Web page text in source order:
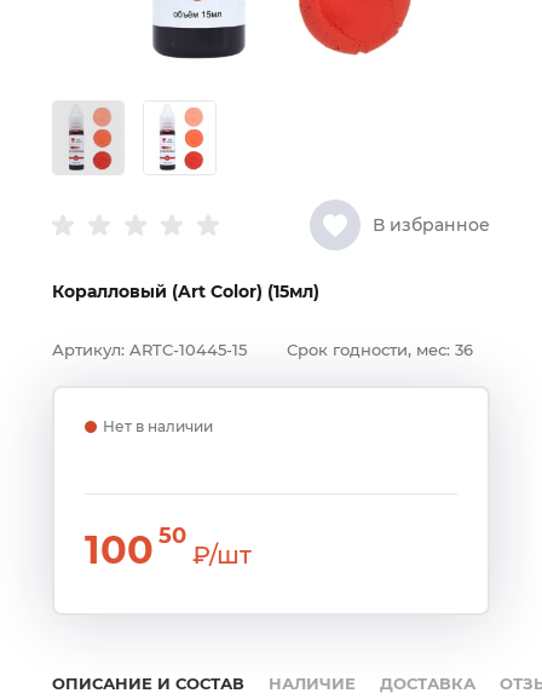
В избранное
Коралловый (Art Color) (15мл)
Артикул: ARTC-10445-15 Срок годности, мес: 36
Нет в наличии
10050
₽/шт
ОПИСАНИЕ И СОСТАВ НАЛИЧИЕ ДОСТАВКА